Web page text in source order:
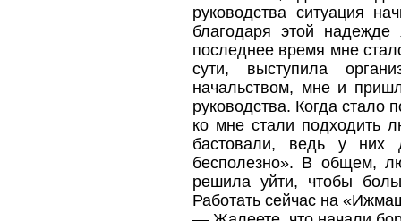
руководства ситуация
благодаря этой
последнее время мне
сути, выступила
начальством, мне и
руководства. Когда стало
ко мне стали подходить
бастовали, ведь у
бесполезно». В общем,
решила уйти, чтобы
Работать сейчас на